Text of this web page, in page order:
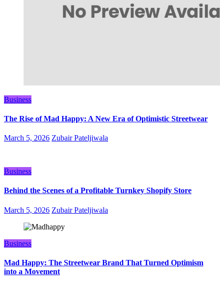
Business
The Rise of Mad Happy: A New Era of Optimistic Streetwear
March 5, 2026 Zubair Pateljiwala
Business
Behind the Scenes of a Profitable Turnkey Shopify Store
March 5, 2026 Zubair Pateljiwala
Business
Mad Happy: The Streetwear Brand That Turned Optimism
into a Movement